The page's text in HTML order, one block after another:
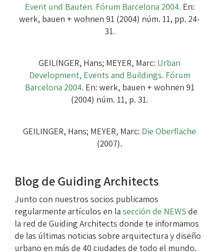
Event und Bauten. Fórum Barcelona 2004. En:
werk, bauen + wohnen 91 (2004) núm. 11, pp. 24-
31.
GEILINGER, Hans; MEYER, Marc: Urban
Development, Events and Buildings. Fórum
Barcelona 2004. En: werk, bauen + wohnen 91
(2004) núm. 11, p. 31.
GEILINGER, Hans; MEYER, Marc: Die Oberfläche
(2007).
Blog de Guiding Architects
Junto con nuestros socios publicamos
regularmente artículos en la sección de NEWS de
la red de Guiding Architects donde te informamos
de las últimas noticias sobre arquitectura y diseño
urbano en más de 40 ciudades de todo el mundo.